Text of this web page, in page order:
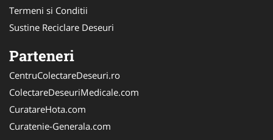
Termeni si Conditii
Sustine Reciclare Deseuri
Parteneri
CentruColectareDeseuri.ro
ColectareDeseuriMedicale.com
CuratareHota.com
Curatenie-Generala.com